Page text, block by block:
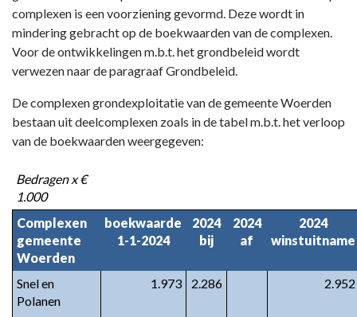
balans
VLOTTENDE
ACTIVA
complexen is een voorziening gevormd. Deze wordt in
mindering gebracht op de boekwaarden van de complexen.
Voor de ontwikkelingen m.b.t. het grondbeleid wordt
verwezen naar de paragraaf Grondbeleid.
De complexen grondexploitatie van de gemeente Woerden
bestaan uit deelcomplexen zoals in de tabel m.b.t. het verloop
van de boekwaarden weergegeven:
Bedragen x €
1.000
Complexen
gemeente
Woerden
boekwaarde
1-1-2024
2024
bij
2024
af
2024
winstuitname
Snel en
Polanen
1.973 2.286 2.952